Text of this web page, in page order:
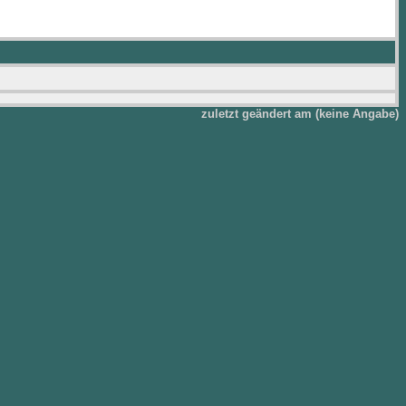
zuletzt geändert am (keine Angabe)